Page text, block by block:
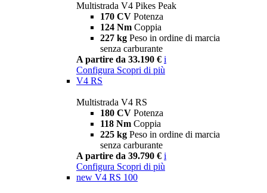
Multistrada V4 Pikes Peak
170 CV Potenza
124 Nm Coppia
227 kg Peso in ordine di marcia
senza carburante
A partire da 33.190 € i
Configura Scopri di più
V4 RS
Multistrada V4 RS
180 CV Potenza
118 Nm Coppia
225 kg Peso in ordine di marcia
senza carburante
A partire da 39.790 € i
Configura Scopri di più
new V4 RS 100